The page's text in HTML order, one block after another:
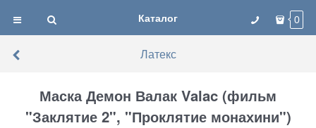
Каталог 0
Латекс
Маска Демон Валак Valac (фильм
"Заклятие 2", "Проклятие монахини")